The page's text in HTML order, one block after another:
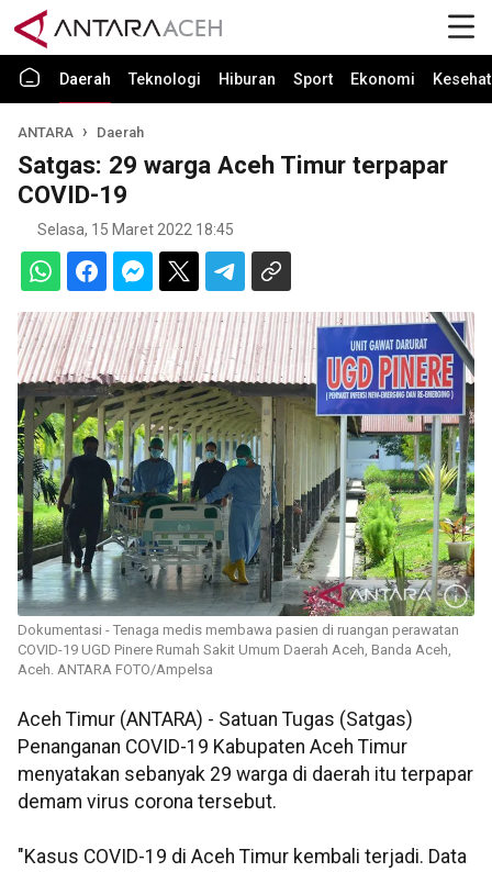
Daerah Teknologi Hiburan Sport Ekonomi
ANTARA Daerah
Satgas: 29 warga Aceh Timur terpapar
COVID-19
Selasa, 15 Maret 2022 18:45
Dokumentasi - Tenaga medis membawa pasien di ruangan perawatan
COVID-19 UGD Pinere Rumah Sakit Umum Daerah Aceh, Banda Aceh,
Aceh. ANTARA FOTO/Ampelsa
Aceh Timur (ANTARA) - Satuan Tugas (Satgas)
Penanganan COVID-19 Kabupaten Aceh Timur
menyatakan sebanyak 29 warga di daerah itu terpapar
demam virus corona tersebut.
"Kasus COVID-19 di Aceh Timur kembali terjadi. Data